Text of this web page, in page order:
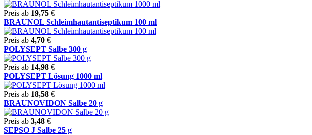
Preis ab 19,75 €
BRAUNOL Schleimhautantiseptikum 100 ml
Preis ab 4,70 €
POLYSEPT Salbe 300 g
Preis ab 14,98 €
POLYSEPT Lösung 1000 ml
Preis ab 18,58 €
BRAUNOVIDON Salbe 20 g
Preis ab 3,48 €
SEPSO J Salbe 25 g